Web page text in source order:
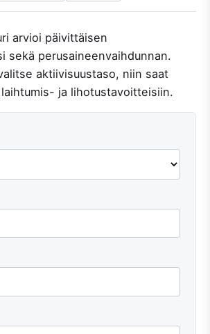
arvioi päivittäisen
sekä perusaineenvaihdunnan.
aktiivisuustaso, niin saat
ja lihotustavoitteisiin.